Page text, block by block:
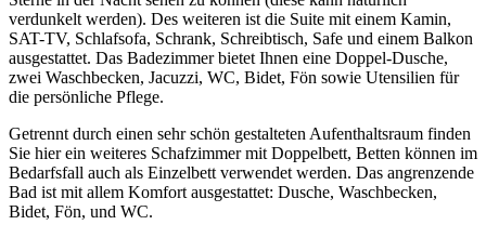
verdunkelt werden). Des weiteren ist die Suite mit einem Kamin,
SAT-TV, Schlafsofa, Schrank, Schreibtisch, Safe und einem Balkon
ausgestattet. Das Badezimmer bietet Ihnen eine Doppel-Dusche,
zwei Waschbecken, Jacuzzi, WC, Bidet, Fön sowie Utensilien für
die persönliche Pflege.
Getrennt durch einen sehr schön gestalteten Aufenthaltsraum finden
Sie hier ein weiteres Schafzimmer mit Doppelbett, Betten können im
Bedarfsfall auch als Einzelbett verwendet werden. Das angrenzende
Bad ist mit allem Komfort ausgestattet: Dusche, Waschbecken,
Bidet, Fön, und WC.